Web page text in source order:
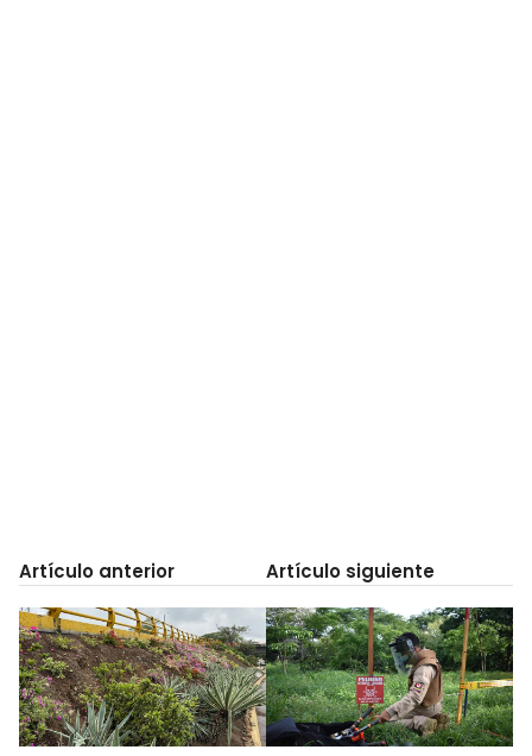
Artículo anterior Artículo siguiente